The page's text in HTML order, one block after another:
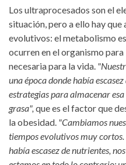
Los ultraprocesados son el
situación, pero a ello hay
evolutivos: el metabolismo
ocurren en el organismo
necesaria para la vida.
una época donde había
estrategias para almacenar
grasa", que es el factor que
la obesidad. "Cambiamos
tiempos evolutivos muy
había escasez de nutrientes,